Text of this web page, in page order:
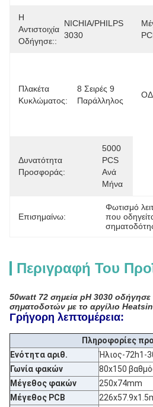
Η
Αντιστοιχία
Οδήγησε::
NICHIA/PHILPS
3030
Πλακέτα
Κυκλώματος:
8 Σειρές 9
Παράλληλος
Δυνατότητα
Προσφοράς:
5000
PCS
Ανά
Μήνα
Επισημαίνω:
Φωτισμό
που
Περιγραφή Του
50watt 72 σημεία pH 3030
σηματοδοτών με το αργίλιο
Γρήγορη λεπτομέρεια:
Πληροφορίες
Ενότητα αριθ.
Ήλιος-72h1-
Γωνία φακών
80x150
Μέγεθος φακών
250x74mm
Μέγεθος PCB